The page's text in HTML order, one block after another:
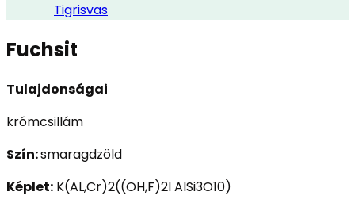
Tigrisvas
Fuchsit
Tulajdonságai
krómcsillám
Szín:smaragdzöld
Képlet: K(AL,Cr)2((OH,F)2I AlSi3O10)